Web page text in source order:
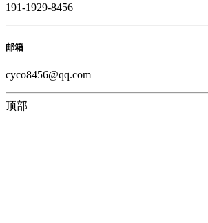
191-1929-8456
邮箱
cyco8456@qq.com
顶部